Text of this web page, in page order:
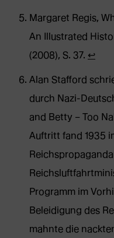
Margaret Regis,
An Illustrated
(2008), S. 37. ↩︎
Alan Stafford
durch Nazi-
and Betty – Too
Auftritt fand 1935
Programm im
Beleidigung des
mahnte die